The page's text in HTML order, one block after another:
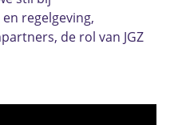
regelgeving,
de rol van JGZ